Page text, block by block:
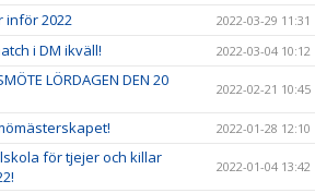
inför 2022 2022-03-29 11:31
i DM ikväll! 2022-03-04 10:12
LÖRDAGEN DEN 20
2022-02-21 10:45
2022-01-28 12:10
för tjejer och killar
2022-01-04 13:42